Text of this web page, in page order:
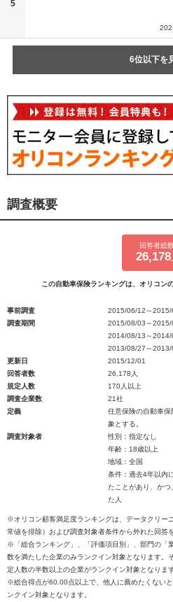
5
6位以下を
調査概要
回答者総
26,178
この自動車保険ランキングは、オリコン
事前調査
2015/06/12～2015/
調査期間
2015/08/03～2015/
2014/08/13～2014/
2013/08/27～
更新日
2015/12/01
回答者数
26,178人
規定人数
170人以上
調査企業数
21社
定義
任意保険の自動車
象とする。
調査対象者
性別：指定なし
年齢：18歳以上
地域：全国
条件：過去4年以内
たことがあり、か
た人
※オリコン顧客満足度ランキングは、データクリー
常値を排除）および調査対象者条件から外れた回答
※「総合ランキング」、「評価項目別」、部門の「
数を満たした企業のみランクイン対象となります。
定人数の半数以上の企業がランクイン対象となります
※総合得点が60.00点以上で、他人に薦めたくない
ンクイン対象となります。